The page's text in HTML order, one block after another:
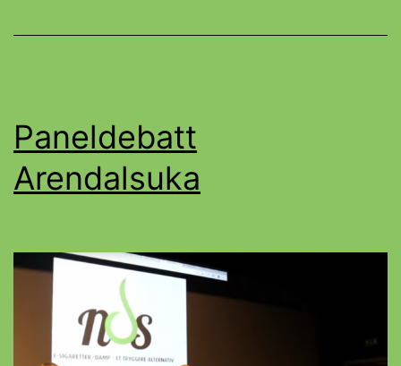
Paneldebatt
Arendalsuka